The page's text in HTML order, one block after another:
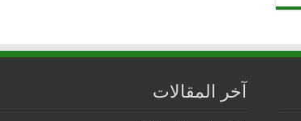
آخر المقالات